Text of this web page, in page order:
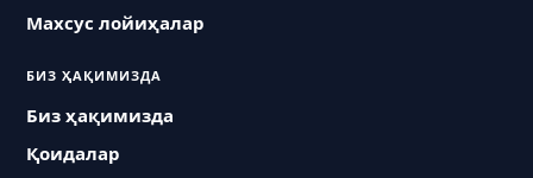
Махсус лойиҳалар
БИЗ ҲАҚИМИЗДА
Биз ҳақимизда
Қоидалар